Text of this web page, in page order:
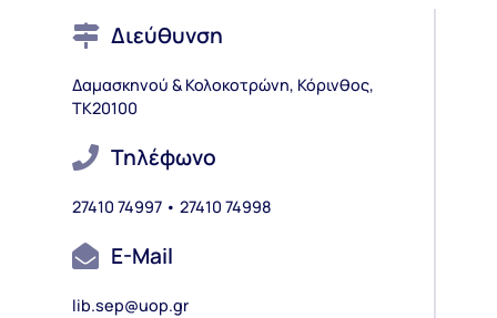
Διεύθυνση
Δαμασκηνού & Κολοκοτρώνη, Κόρινθος,
ΤΚ20100
Τηλέφωνο
27410 74997 • 27410 74998
E-Mail
lib.sep@uop.gr